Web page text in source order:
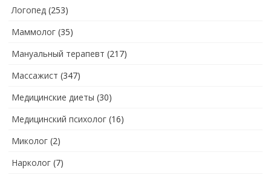
Логопед (253)
Маммолог (35)
Мануальный терапевт (217)
Массажист (347)
Медицинские диеты (30)
Медицинский психолог (16)
Миколог (2)
Нарколог (7)